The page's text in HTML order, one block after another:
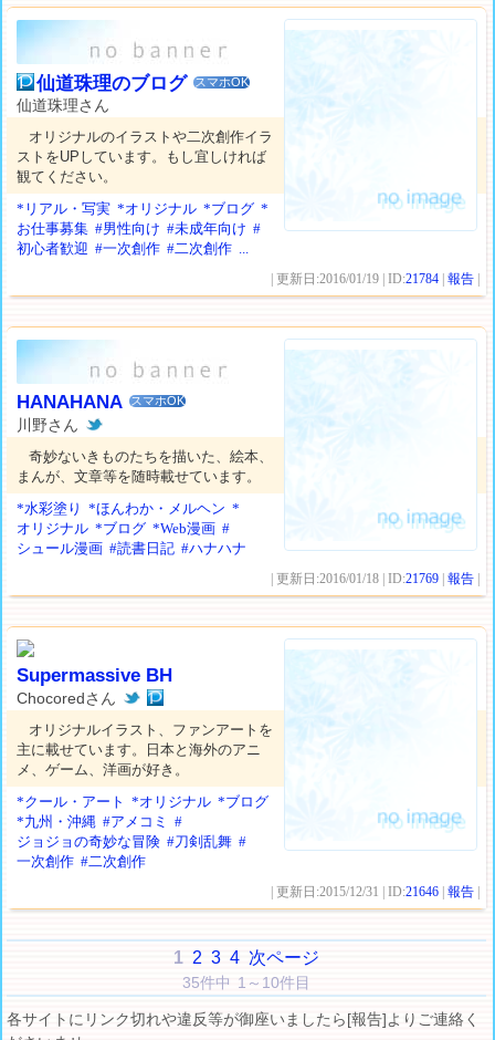
仙道珠理のブログ スマホOK
仙道珠理さん
オリジナルのイラストや二次創作イラ
ストをUPしています。もし宜しければ
観てください。
*リアル・写実 *オリジナル *ブログ *
お仕事募集 #男性向け #未成年向け #
初心者歓迎 #一次創作 #二次創作 ...
| 更新日:2016/01/19 | ID:21784 |報告
HANAHANA スマホOK
川野さん
奇妙ないきものたちを描いた、絵本、
まんが、文章等を随時載せています。
*水彩塗り
*ほんわか・メルヘン *
オリジナル *ブログ *Web漫画 #
シュール漫画 #読書日記 #ハナハナ
| 更新日:2016/01/18 | ID:21769 |報告
Supermassive BH
Chocoredさん
オリジナルイラスト、ファンアートを
主に載せています。日本と海外のアニ
メ、ゲーム、洋画が好き。
*クール・アート
*オリジナル *ブログ
*九州・沖縄 #アメコミ
#
ジョジョの奇妙な冒険 #刀剣乱舞 #
一次創作 #二次創作
| 更新日:2015/12/31 | ID:21646 |報告
1 2 3 4 次ページ
35件中 1～10件目
各サイトにリンク切れや違反等が御座いましたら[報告]よりご連絡く